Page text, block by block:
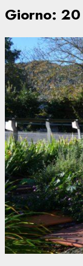
Giorno: